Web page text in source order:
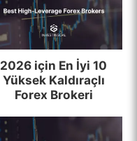
2026 için En İyi 10
Yüksek Kaldıraçlı
Forex Brokeri